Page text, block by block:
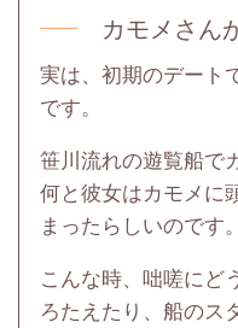
カモメさん
実は、初期のデート
です。
笹川流れの遊覧船で
何と彼女はカモメに
まったらしいのです。
こんな時、咄嗟にど
ろたえたり、船のス